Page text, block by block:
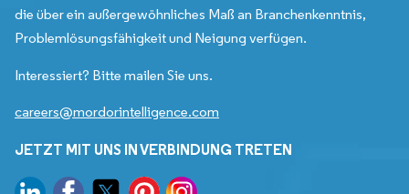
die über ein außergewöhnliches Maß an Branchenkenntnis,
Problemlösungsfähigkeit und Neigung verfügen.
Interessiert? Bitte mailen Sie uns.
careers@mordorintelligence.com
JETZT MIT UNS IN VERBINDUNG TRETEN